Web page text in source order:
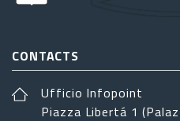
CONTACTS
Ufficio Infopoint
Piazza Libertá 1